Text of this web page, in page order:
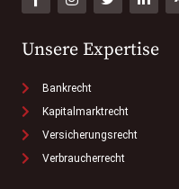
Unsere Expertise
Bankrecht
Kapitalmarktrecht
Versicherungsrecht
Verbraucherrecht